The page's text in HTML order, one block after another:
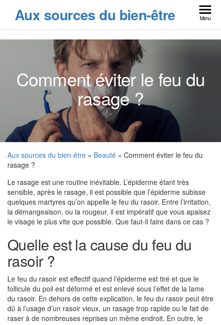
Aux sources du bien-être Menu
Comment éviter le feu du
rasage ?
Aux sources du bien-être » Beauté » Comment éviter le feu du
rasage ?
Le rasage est une routine inévitable. L’épiderme étant très
sensible, après le rasage, il est possible que l’épiderme subisse
quelques martyres qu’on appelle le feu du rasoir. Entre l’irritation,
la démangeaison, ou la rougeur, il est impératif que vous apaisez
le visage le plus vite que possible. Que faut-il faire dans ce cas ?
Quelle est la cause du feu du
rasoir ?
Le feu du rasoir est effectif quand l’épiderme est tiré et que le
follicule du poil est déformé et est enlevé sous l’effet de la lame
du rasoir. En dehors de cette explication, le feu du rasoir peut être
dû à l’usage d’un rasoir vieux, un rasage trop rapide ou le fait de
raser à de nombreuses reprises un même endroit. En outre, le